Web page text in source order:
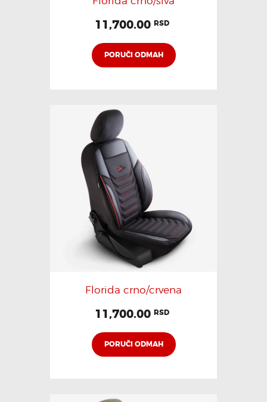
11,700.00 RSD
PORUČI ODMAH
Florida crno/crvena
11,700.00 RSD
PORUČI ODMAH